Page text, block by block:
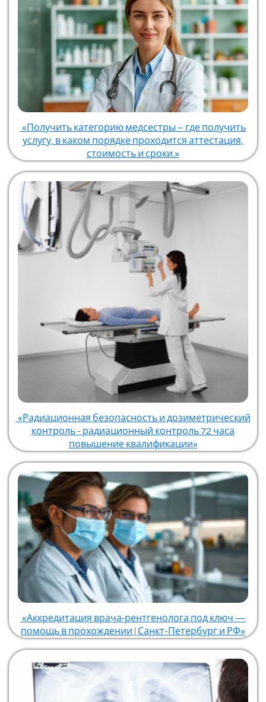
«Получить категорию медсестры – где получить
услугу, в каком порядке проходится аттестация,
стоимость и сроки.»
«Радиационная безопасность и дозиметрический
контроль - радиационный контроль 72 часа
повышение квалификации»
«Аккредитация врача‑рентгенолога под ключ —
помощь в прохождении | Санкт-Петербург и РФ»